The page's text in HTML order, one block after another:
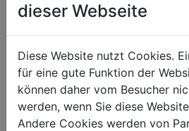
Obecné údaje
Kód EAN
dieser Webseite
Diese Website nutzt Cookies.
für eine gute Funktion der
können daher vom Besucher
werden, wenn Sie diese
Andere Cookies werden von